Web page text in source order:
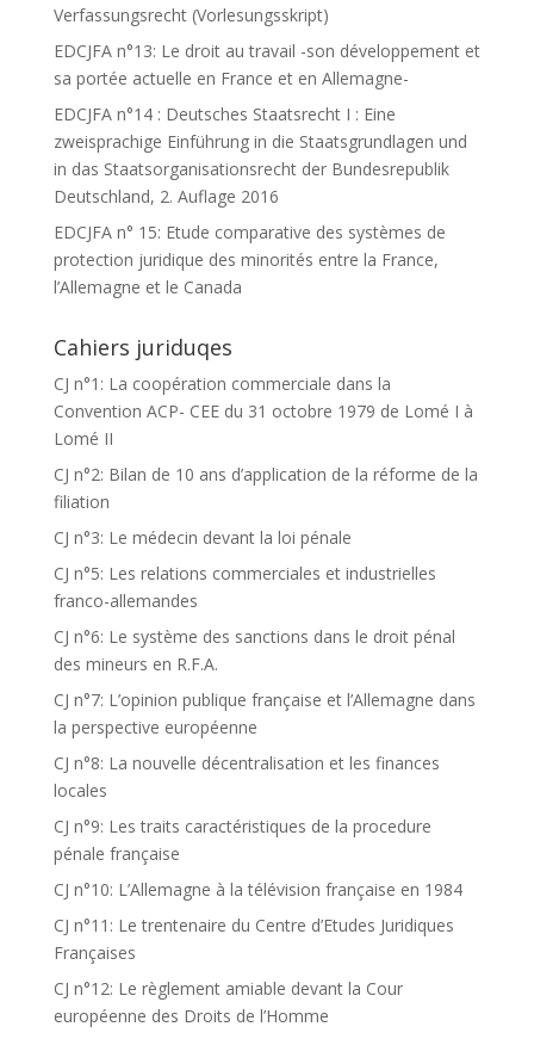
Verfassungsrecht (Vorlesungsskript)
EDCJFA n°13: Le droit au travail -son développement et
sa portée actuelle en France et en Allemagne-
EDCJFA n°14 : Deutsches Staatsrecht I : Eine
zweisprachige Einführung in die Staatsgrundlagen und
in das Staatsorganisationsrecht der Bundesrepublik
Deutschland, 2. Auflage 2016
EDCJFA n° 15: Etude comparative des systèmes de
protection juridique des minorités entre la France,
l’Allemagne et le Canada
Cahiers juriduqes
CJ n°1: La coopération commerciale dans la
Convention ACP- CEE du 31 octobre 1979 de Lomé I à
Lomé II
CJ n°2: Bilan de 10 ans d’application de la réforme de la
filiation
CJ n°3: Le médecin devant la loi pénale
CJ n°5: Les relations commerciales et industrielles
franco-allemandes
CJ n°6: Le système des sanctions dans le droit pénal
des mineurs en R.F.A.
CJ n°7: L’opinion publique française et l’Allemagne dans
la perspective européenne
CJ n°8: La nouvelle décentralisation et les finances
locales
CJ n°9: Les traits caractéristiques de la procedure
pénale française
CJ n°10: L’Allemagne à la télévision française en 1984
CJ n°11: Le trentenaire du Centre d’Etudes Juridiques
Françaises
CJ n°12: Le règlement amiable devant la Cour
européenne des Droits de l’Homme